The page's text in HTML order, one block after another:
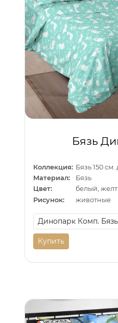
Бязь
Коллекция: Бязь 150 см.
Материал:
Бязь
Цвет:
белый,
Рисунок:
животные
Купить